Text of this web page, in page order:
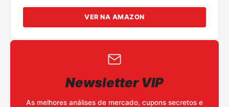
VER NA AMAZON
Newsletter VIP
As melhores análises de mercado, cupons secretos e